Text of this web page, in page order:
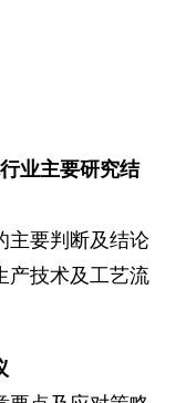
业主要研究结
主要判断及结论
产技术及工艺流